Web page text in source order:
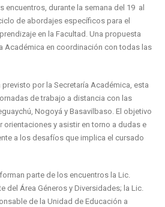
encuentros, durante la semana del 19 al
de abordajes específicos para el
en la Facultad. Una propuesta
Académica en coordinación con todas las
por la Secretaría Académica, esta
de trabajo a distancia con las
Nogoyá y Basavilbaso. El objetivo
orientaciones y asistir en torno a dudas e
a los desafíos que implica el cursado
parte de los encuentros la Lic.
del Área Géneros y Diversidades; la Lic.
de la Unidad de Educación a